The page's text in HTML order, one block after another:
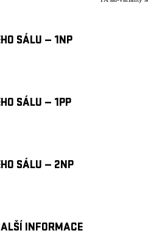
SÁLU — 1NP
SÁLU — 1PP
SÁLU — 2NP
INFORMACE